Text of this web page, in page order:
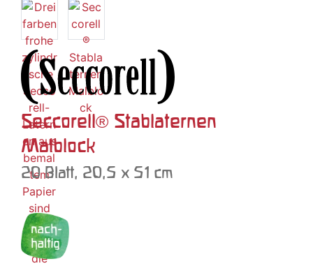
Seccorell® Stablaternen
Malblock
20 Blatt, 20,5 x 51 cm